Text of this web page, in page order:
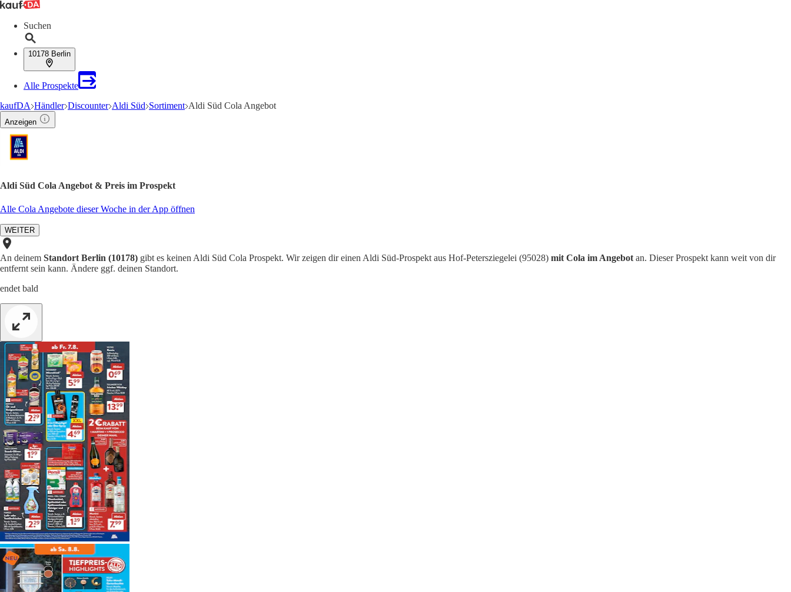
Suchen
10178 Berlin
Alle Prospekte
kaufDA Händler Discounter Aldi Süd Sortiment Aldi Süd Cola Angebot
Anzeigen
Aldi Süd Cola Angebot & Preis im Prospekt
Alle Cola Angebote dieser Woche in der App öffnen
WEITER
An deinem Standort Berlin (10178) gibt es keinen Aldi Süd Cola Prospekt. Wir zeigen dir einen Aldi Süd-Prospekt aus Hof-Petersziegelei (95028) mit Cola im Angebot an. Dieser Prospekt kann weit von dir
entfernt sein kann. Ändere ggf. deinen Standort.
endet bald